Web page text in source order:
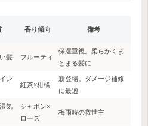
香り傾向 備考
髪 フルーティ
保湿重視。柔らかくま
とまる髪に
ン
紅茶×柑橘
新登場。ダメージ補修
に最適
気
シャボン×
ローズ
梅雨時の救世主